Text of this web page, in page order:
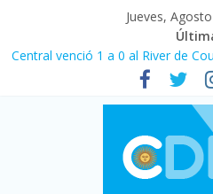
Jueves,
Central venció 1 a 0 al River de
La morosidad alcanzó su nivel
afecta a 400 mil deudores en Santa
Desde que asumió Milei cerraron
denuncia crisis como en 2001
Vacaciones de invierno con más
turístico: 4,6 millones de